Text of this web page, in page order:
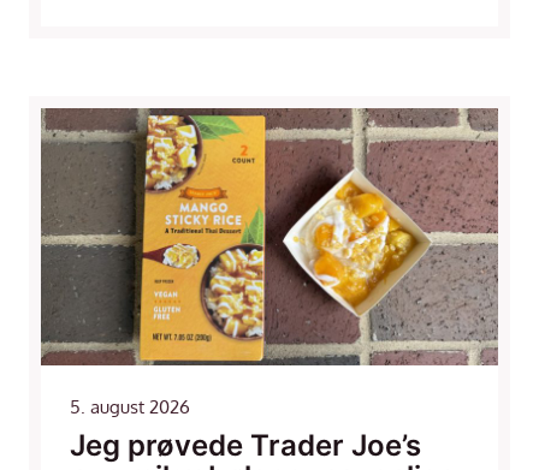
5. august 2026
Jeg prøvede Trader Joe’s